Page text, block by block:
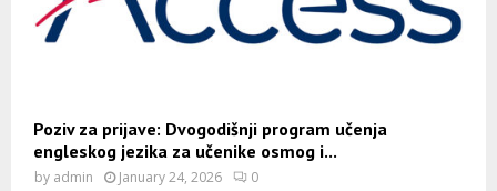
Poziv za prijave: Dvogodišnji program učenja
engleskog jezika za učenike osmog i...
by admin January 24, 2026 0